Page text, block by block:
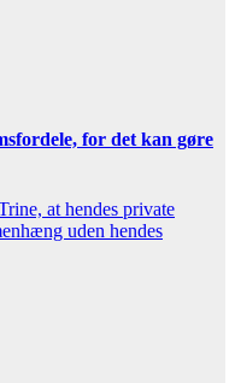
for det kan gøre
at hendes private
uden hendes